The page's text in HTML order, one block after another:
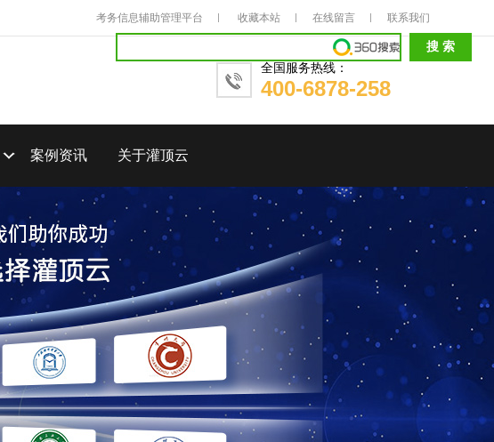
考务信息辅助管理平台 收藏本站 在线留言 联系我们
全国服务热线：
400-6878-258
案例资讯 关于灌顶云